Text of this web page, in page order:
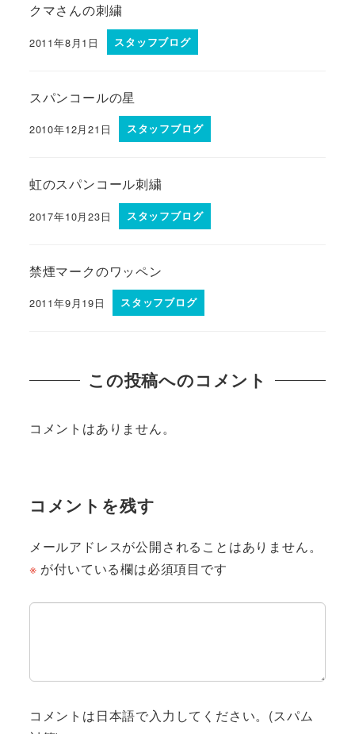
クマさんの刺繍
2011年8月1日 スタッフブログ
スパンコールの星
2010年12月21日 スタッフブログ
虹のスパンコール刺繍
2017年10月23日 スタッフブログ
禁煙マークのワッペン
2011年9月19日 スタッフブログ
この投稿へのコメント
コメントはありません。
コメントを残す
メールアドレスが公開されることはありません。
※ が付いている欄は必須項目です
コメントは日本語で入力してください。(スパム